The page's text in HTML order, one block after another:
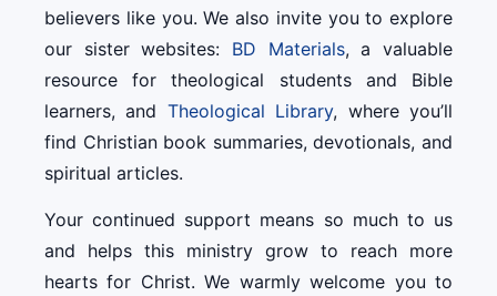
believers like you. We also invite you to explore
our sister websites: BD Materials, a valuable
resource for theological students and Bible
learners, and Theological Library, where you’ll
find Christian book summaries, devotionals, and
spiritual articles.
Your continued support means so much to us
and helps this ministry grow to reach more
hearts for Christ. We warmly welcome you to